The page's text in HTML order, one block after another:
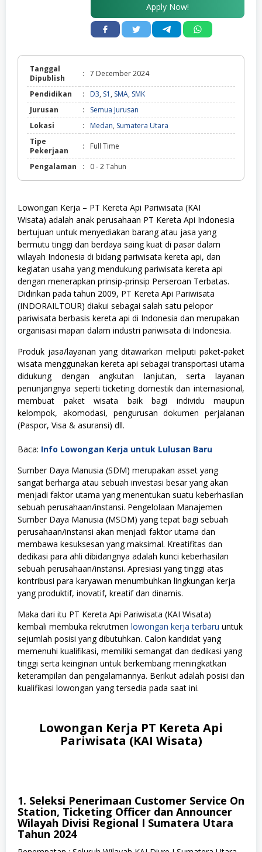
Apply Now!
Tanggal
Dipublish
: 7 December 2024
Pendidikan : D3, S1 , SMA, SMK
Jurusan
:
Semua Jurusan
Lokasi
: Medan, Sumatera Utara
Tipe
Pekerjaan
: Full Time
Pengalaman : 0 - 2 Tahun
Lowongan Kerja – PT Kereta Api Pariwisata (KAI
Wisata) adalah anak perusahaan PT Kereta Api Indonesia
bertujuan untuk menyediakan barang atau jasa yang
bermutu tinggi dan berdaya saing kuat di pasar dalam
wilayah Indonesia di bidang pariwisata kereta api, dan
kegiatan usaha yang mendukung pariwisata kereta api
dengan menerapkan prinsip-prinsip Perseroan Terbatas.
Didirikan pada tahun 2009, PT Kereta Api Pariwisata
(INDORAILTOUR) diakui sebagai salah satu pelopor
pariwisata berbasis kereta api di Indonesia dan merupakan
organisasi mapan dalam industri pariwisata di Indonesia.
Produk jasa/layanan yang ditawarkan meliputi paket-paket
wisata menggunakan kereta api sebagai transportasi utama
didukung dengan angkutan lanjutan, serta layanan
penunjangnya seperti ticketing domestik dan internasional,
membuat paket wisata baik bagi individu maupun
kelompok, akomodasi, pengurusan dokumen perjalanan
(Paspor, Visa & asuransi) dll.
Baca: Info Lowongan Kerja untuk Lulusan Baru
Sumber Daya Manusia (SDM) merupakan asset yang
sangat berharga atau sebuah investasi besar yang akan
menjadi faktor utama yang menentukan suatu keberhasilan
sebuah perusahaan/instansi. Pengelolaan Manajemen
Sumber Daya Manusia (MSDM) yang tepat bagi sebuah
perusahaan/instansi akan menjadi faktor utama dan
membawa kesuksesan yang maksimal. Kreatifitas dan
dedikasi para ahli dibidangnya adalah kunci keberhasilan
sebuah perusahaan/instansi. Apresiasi yang tinggi atas
kontribusi para karyawan menumbuhkan lingkungan kerja
yang produktif, inovatif, kreatif dan dinamis.
Maka dari itu PT Kereta Api Pariwisata (KAI Wisata)
kembali membuka rekrutmen lowongan kerja terbaru untuk
sejumlah posisi yang dibutuhkan. Calon kandidat yang
memenuhi kualifikasi, memiliki semangat dan dedikasi yang
tinggi serta keinginan untuk berkembang meningkatkan
keterampilan dan pengalamannya. Berikut adalah posisi dan
kualifikasi lowongan yang tersedia pada saat ini.
Lowongan Kerja PT Kereta Api
Pariwisata (KAI Wisata)
1. Seleksi Penerimaan Customer Service On
Station, Ticketing Officer dan Announcer
Wilayah Divisi Regional I Sumatera Utara
Tahun 2024